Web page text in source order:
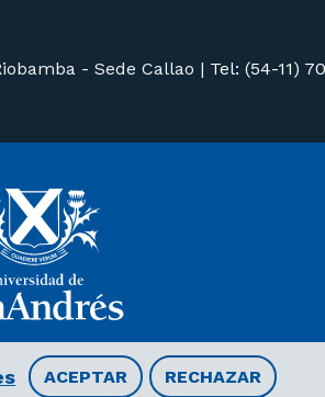
ACEPTAR RECHAZAR
- Sede Callao | Tel: (54-11)